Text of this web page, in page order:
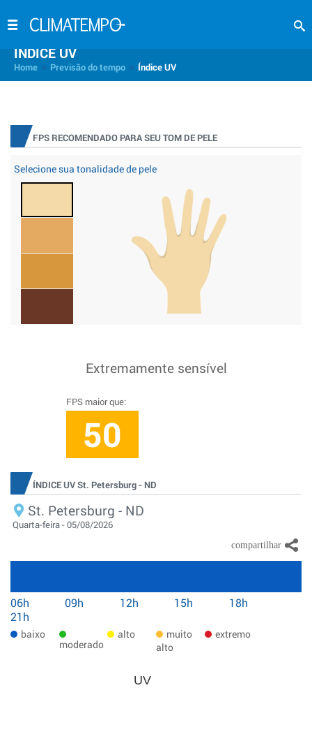
INDICE UV
Home Previsão do tempo Índice UV
FPS RECOMENDADO PARA SEU TOM DE PELE
Selecione sua tonalidade de pele
Extremamente sensível
FPS maior que:
50
ÍNDICE UV St. Petersburg - ND
St. Petersburg - ND
Quarta-feira - 05/08/2026
06h 09h 12h 15h
18h
21h
baixo
moderado
alto
muito
alto
extremo
UV